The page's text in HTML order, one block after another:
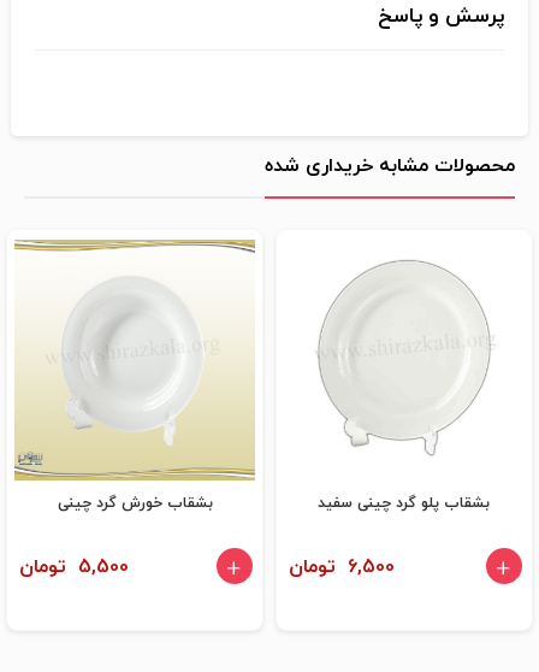
پرسش و پاسخ
محصولات مشابه خریداری شده
بشقاب پلو گرد چینی سفید
6,500 تومان
بشقاب خورش گرد چینی
5,500 تومان